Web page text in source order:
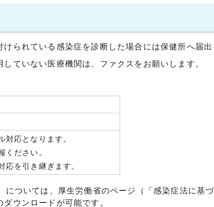
られている感染症を診断した場合には保健所へ届出
ていない医療機関は、ファクスをお願いします。
対応となります。
ください。
応を引き継ぎます。
については、厚生労働省のページ（「感染症法に基
ウンロードが可能です。